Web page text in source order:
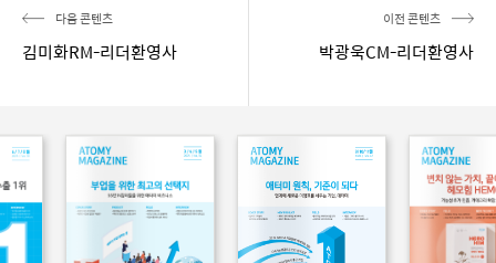
다음 콘텐츠
김미화RM-리더환영사
이전 콘텐츠
박광욱CM-리더환영사